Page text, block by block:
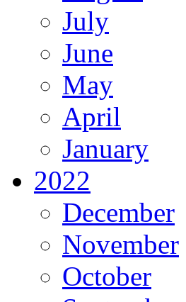
July
June
May
April
January
2022
December
November
October